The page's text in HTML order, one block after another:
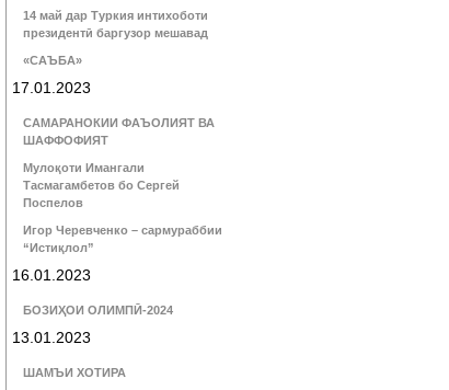
14 май дар Туркия интихоботи
президентӣ баргузор мешавад
«САЪБА»
17.01.2023
САМАРАНОКИИ ФАЪОЛИЯТ ВА
ШАФФОФИЯТ
Мулоқоти Имангали
Тасмагамбетов бо Сергей
Поспелов
Игор Черевченко – сармураббии
“Истиқлол”
16.01.2023
БОЗИҲОИ ОЛИМПӢ-2024
13.01.2023
ШАМЪИ ХОТИРА